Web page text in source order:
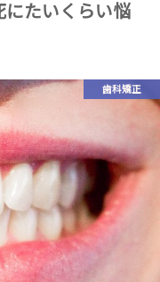
にたいくらい悩
歯科矯正